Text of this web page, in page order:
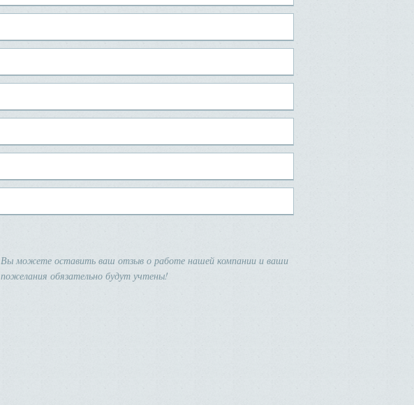
Вы можете оставить ваш отзыв о работе нашей компании и ваши
пожелания обязательно будут учтены!